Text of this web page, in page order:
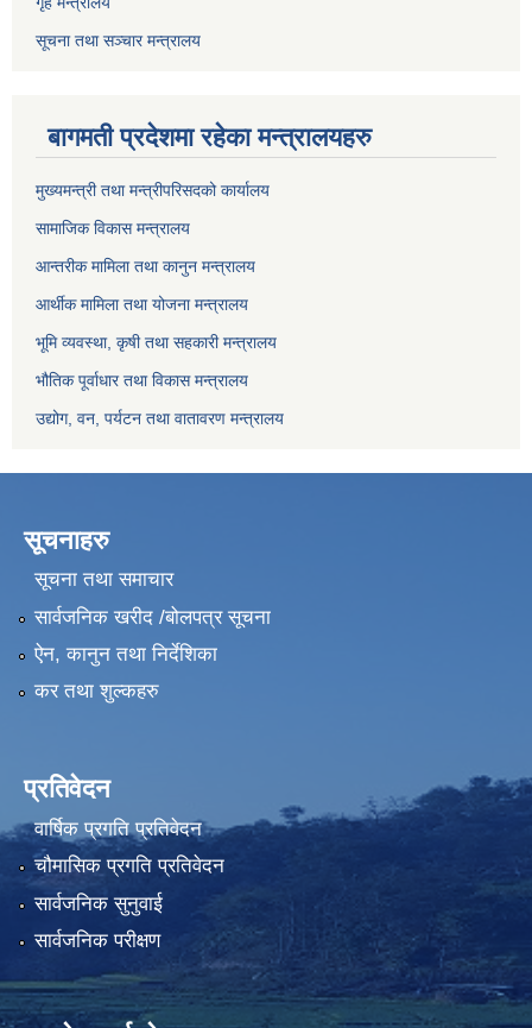
सूचना तथा सञ्चार मन्त्रालय
बागमती प्रदेशमा रहेका मन्त्रालयहरु
मुख्यमन्त्री तथा मन्त्रीपरिसदको कार्यालय
सामाजिक विकास मन्त्रालय
आन्तरीक मामिला तथा कानुन मन्त्रालय
आर्थीक मामिला तथा योजना मन्त्रालय
भूमि व्यवस्था, कृषी तथा सहकारी मन्त्रालय
भौतिक पूर्वाधार तथा विकास मन्त्रालय
उद्योग, वन, पर्यटन तथा वातावरण मन्त्रालय
सूचनाहरु
सूचना तथा समाचार
सार्वजनिक खरीद /बोलपत्र सूचना
ऐन, कानुन तथा निर्देशिका
कर तथा शुल्कहरु
प्रतिवेदन
वार्षिक प्रगति प्रतिवेदन
चौमासिक प्रगति प्रतिवेदन
सार्वजनिक सुनुवाई
सार्वजनिक परीक्षण